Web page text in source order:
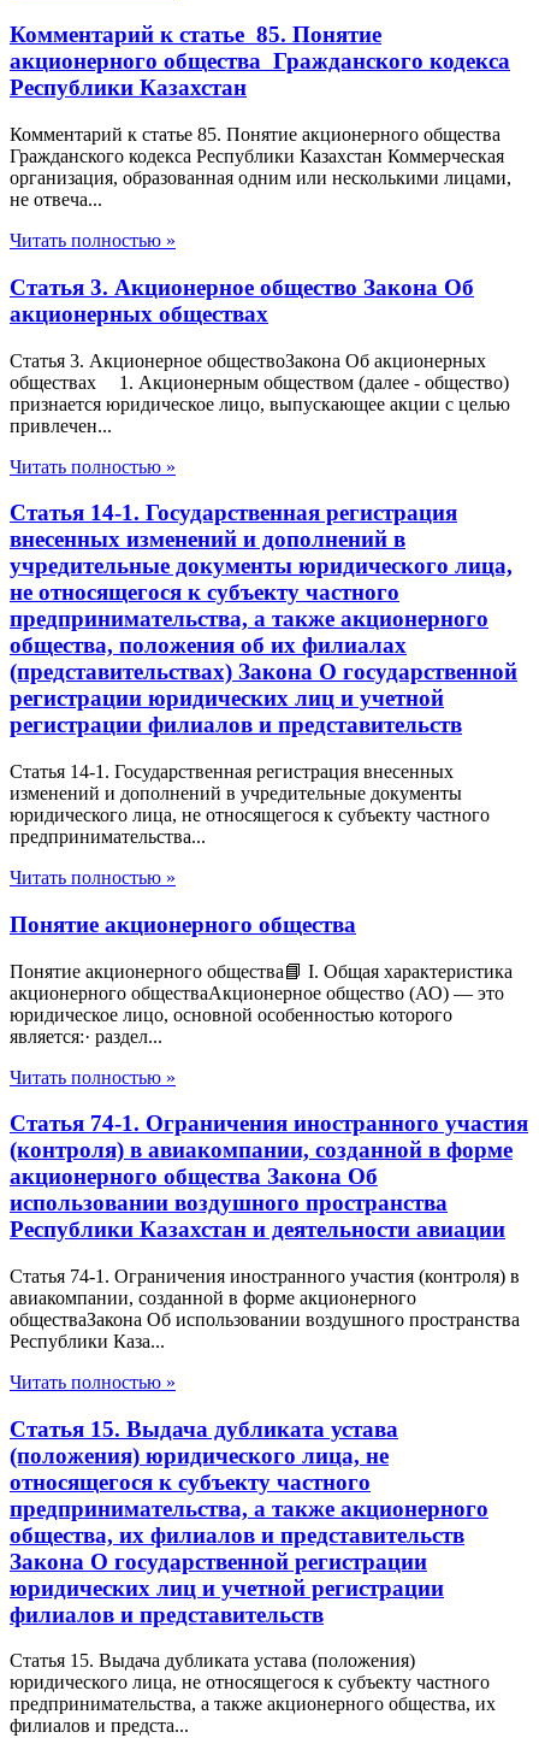
Комментарий к статье 85. Понятие
акционерного общества Гражданского кодекса
Республики Казахстан
Комментарий к статье 85. Понятие акционерного общества
Гражданского кодекса Республики Казахстан Коммерческая
организация, образованная одним или несколькими лицами,
не отвеча...
Читать полностью »
Статья 3. Акционерное общество Закона Об
акционерных обществах
Статья 3. Акционерное обществоЗакона Об акционерных
обществах 1. Акционерным обществом (далее - общество)
признается юридическое лицо, выпускающее акции с целью
привлечен...
Читать полностью »
Статья 14-1. Государственная регистрация
внесенных изменений и дополнений в
учредительные документы юридического лица,
не относящегося к субъекту частного
предпринимательства, а также акционерного
общества, положения об их филиалах
(представительствах) Закона О государственной
регистрации юридических лиц и учетной
регистрации филиалов и представительств
Статья 14-1. Государственная регистрация внесенных
изменений и дополнений в учредительные документы
юридического лица, не относящегося к субъекту частного
предпринимательства...
Читать полностью »
Понятие акционерного общества
Понятие акционерного общества📘 I. Общая характеристика
акционерного обществаАкционерное общество (АО) — это
юридическое лицо, основной особенностью которого
является:· раздел...
Читать полностью »
Статья 74-1. Ограничения иностранного участия
(контроля) в авиакомпании, созданной в форме
акционерного общества Закона Об
использовании воздушного пространства
Республики Казахстан и деятельности авиации
Статья 74-1. Ограничения иностранного участия (контроля) в
авиакомпании, созданной в форме акционерного
обществаЗакона Об использовании воздушного пространства
Республики Каза...
Читать полностью »
Статья 15. Выдача дубликата устава
(положения) юридического лица, не
относящегося к субъекту частного
предпринимательства, а также акционерного
общества, их филиалов и представительств
Закона О государственной регистрации
юридических лиц и учетной регистрации
филиалов и представительств
Статья 15. Выдача дубликата устава (положения)
юридического лица, не относящегося к субъекту частного
предпринимательства, а также акционерного общества, их
филиалов и предста...